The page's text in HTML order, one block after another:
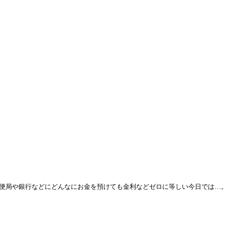
局や銀行などにどんなにお金を預けても金利などゼロに等しい今日では…